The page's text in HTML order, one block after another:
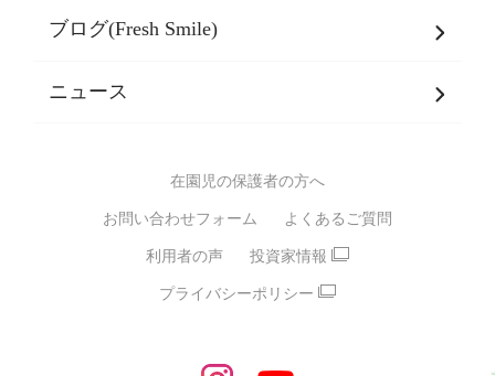
乳児期・幼児期・
バイリンガル保育園
スポーツ保育園
モンテッソーリ式保育園
STEAMS保育・学童
えいご
会社概要
SDGsについて
ブログ(Fresh Smile)
ニュース
在園児の保護者の方へ
お問い合わせフォーム よくあるご質問
利用者の声 投資家情報
プライバシーポリシー